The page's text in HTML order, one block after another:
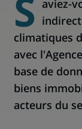
aviez-
climatiques
avec
base de
biens
acteurs du